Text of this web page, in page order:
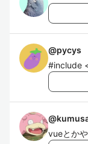
@pycys
#include
@
vueとかや